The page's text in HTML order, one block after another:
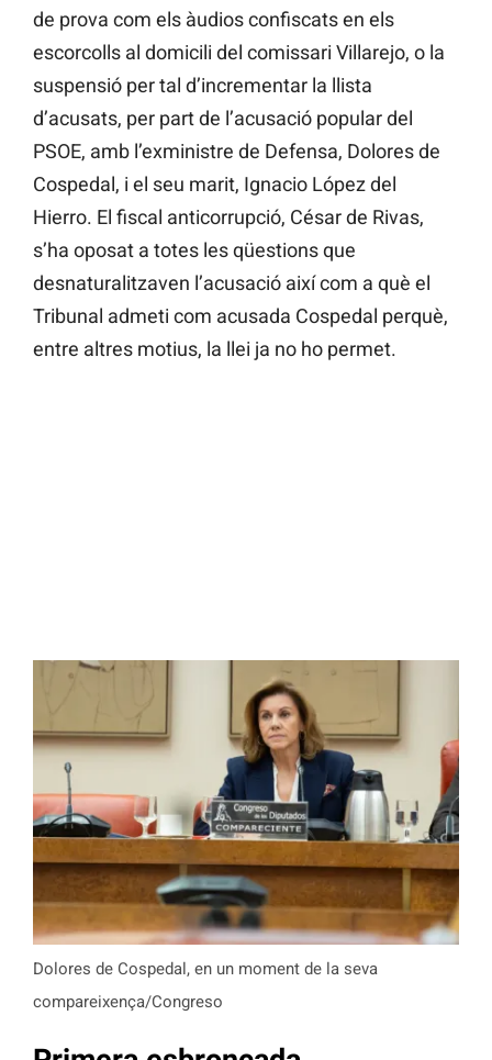
de prova com els àudios confiscats en els
escorcolls al domicili del comissari Villarejo, o la
suspensió per tal d’incrementar la llista
d’acusats, per part de l’acusació popular del
PSOE, amb l’exministre de Defensa, Dolores de
Cospedal, i el seu marit, Ignacio López del
Hierro. El fiscal anticorrupció, César de Rivas,
s’ha oposat a totes les qüestions que
desnaturalitzaven l’acusació així com a què el
Tribunal admeti com acusada Cospedal perquè,
entre altres motius, la llei ja no ho permet.
Dolores de Cospedal, en un moment de la seva
compareixença/Congreso